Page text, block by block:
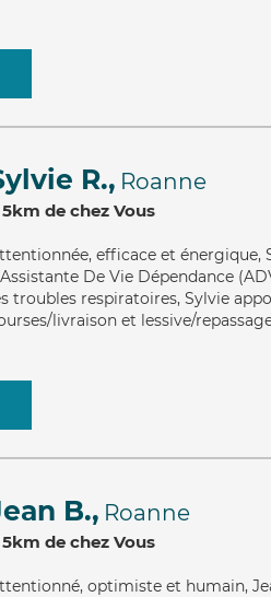
R., Roanne
de chez Vous
, efficace et énergique,
De Vie Dépendance
troubles respiratoires, Sylvie
livraison et lessive/
B., Roanne
de chez Vous
, optimiste et humain,